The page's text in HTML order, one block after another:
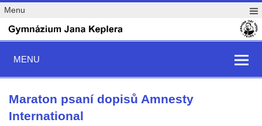
Menu
MENU
Maraton psaní dopisů Amnesty
International